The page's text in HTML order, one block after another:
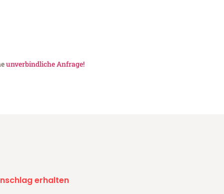
unverbindliche Anfrage!
erhalten